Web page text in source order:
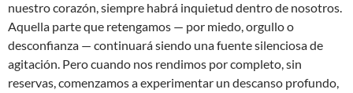
nuestro corazón, siempre habrá inquietud dentro de nosotros.
Aquella parte que retengamos — por miedo, orgullo o
desconfianza — continuará siendo una fuente silenciosa de
agitación. Pero cuando nos rendimos por completo, sin
reservas, comenzamos a experimentar un descanso profundo,